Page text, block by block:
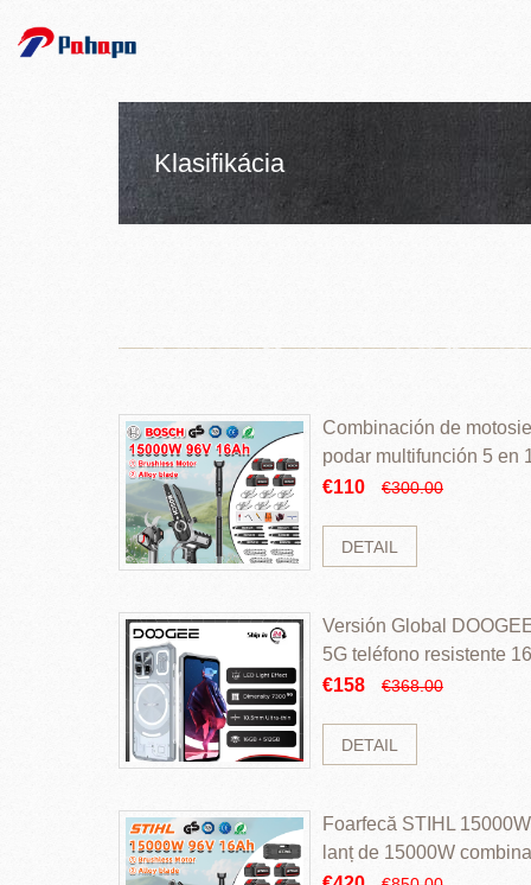
Klasifikácia
Combinación de
podar multifunción 5 en
€110
€300.00
DETAIL
Versión Global
5G teléfono resistente
ROM Mediatek
€158 €368.00
DETAIL
Foarfecă STIHL
lanț de 15000W
perii și baterie cu li